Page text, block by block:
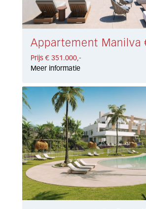
Prijs € 351.000,-
Meer informatie